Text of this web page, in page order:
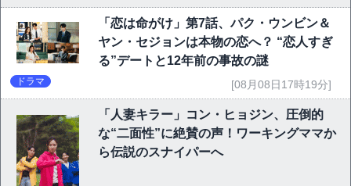
「恋は命がけ」第7話、パク・ウンビン＆
ヤン・セジョンは本物の恋へ？ “恋人すぎ
る”デートと12年前の事故の謎
ドラマ [08月08日17時19分]
「人妻キラー」コン・ヒョジン、圧倒的
な“二面性”に絶賛の声！ワーキングママか
ら伝説のスナイパーへ